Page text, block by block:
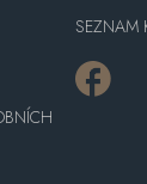
SEZNAM